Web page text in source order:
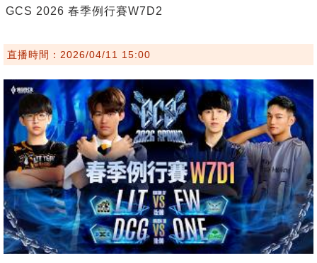
GCS 2026 春季例行賽W7D2
直播時間：2026/04/11 15:00